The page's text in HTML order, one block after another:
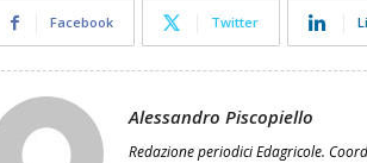
Facebook Twitter
Alessandro Piscopiello
Redazione periodici Edagricole.